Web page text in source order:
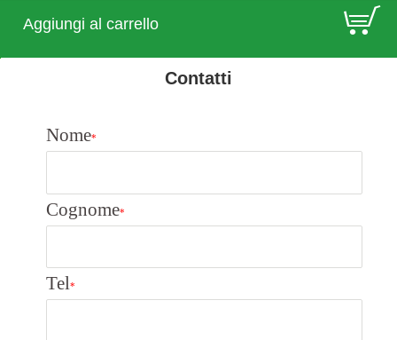
Aggiungi al carrello E
Contatti
Nome*
Cognome*
Tel*